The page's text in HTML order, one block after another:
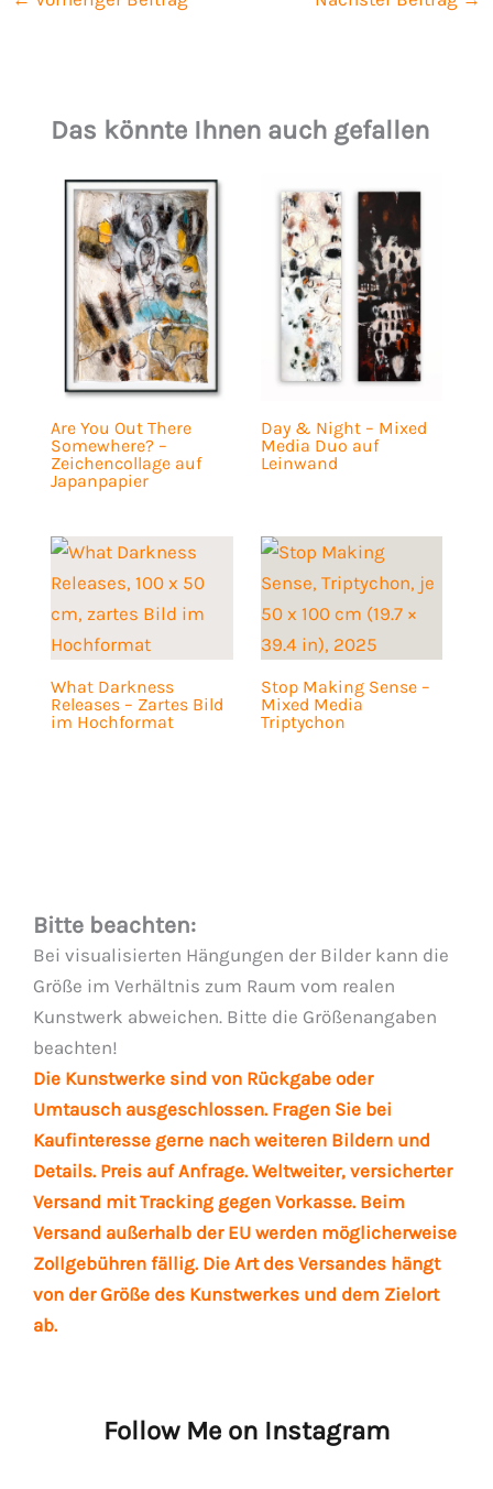
Das könnte Ihnen auch gefallen
Are You Out There
Somewhere? –
Zeichencollage auf
Japanpapier
Day & Night – Mixed
Media Duo auf
Leinwand
What Darkness
Releases – Zartes Bild
im Hochformat
Stop Making Sense –
Mixed Media
Triptychon
Bitte beachten:
Bei visualisierten Hängungen der Bilder kann die
Größe im Verhältnis zum Raum vom realen
Kunstwerk abweichen. Bitte die Größenangaben
beachten!
Die Kunstwerke sind von Rückgabe oder
Umtausch ausgeschlossen. Fragen Sie bei
Kaufinteresse gerne nach weiteren Bildern und
Details. Preis auf Anfrage. Weltweiter, versicherter
Versand mit Tracking gegen Vorkasse. Beim
Versand außerhalb der EU werden möglicherweise
Zollgebühren fällig. Die Art des Versandes hängt
von der Größe des Kunstwerkes und dem Zielort
ab.
Follow Me on Instagram